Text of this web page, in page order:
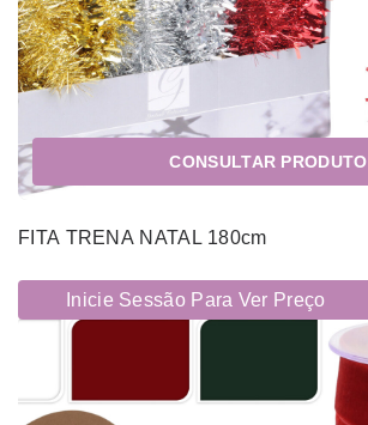
CONSULTAR PRODUTO
FITA TRENA NATAL 180cm
Inicie Sessão Para Ver Preço